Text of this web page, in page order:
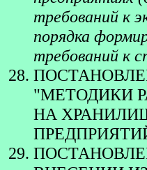
требований к
порядка
требований к
"МЕТОДИКИ
НА